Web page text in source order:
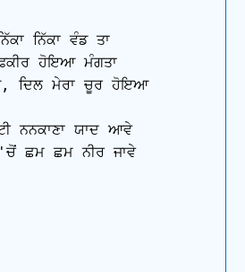
ਨਿੱਕਾ ਵੰਡ ਤਾ
ਹੋਇਆ ਮੰਗਤਾ
ਦਿਲ ਮੇਰਾ ਚੂਰ ਹੋਇਆ
ਨਨਕਾਣਾ ਯਾਦ ਆਵੇ
ਛਮ ਛਮ ਨੀਰ ਜਾਵੇ